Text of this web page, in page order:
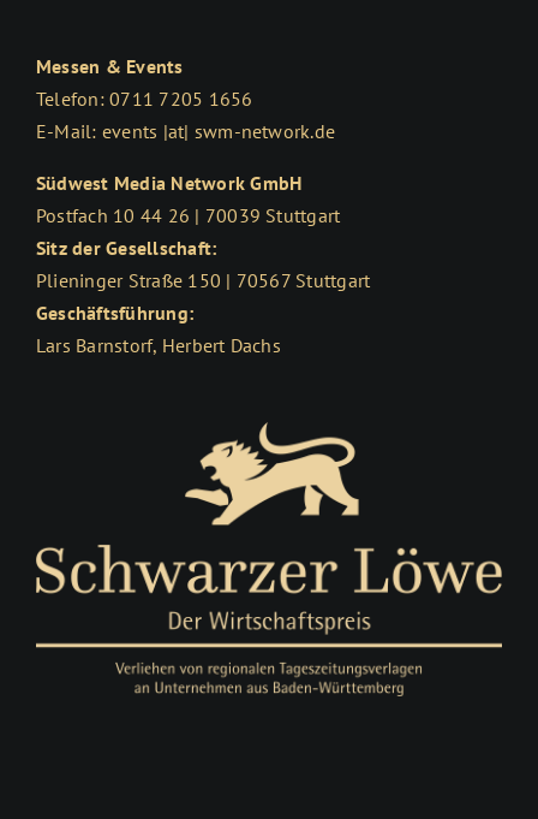
Messen & Events
Telefon: 0711 7205 1656
E-Mail: events |at| swm-network.de
Südwest Media Network GmbH
Postfach 10 44 26 | 70039 Stuttgart
Sitz der Gesellschaft:
Plieninger Straße 150 | 70567 Stuttgart
Geschäftsführung:
Lars Barnstorf, Herbert Dachs